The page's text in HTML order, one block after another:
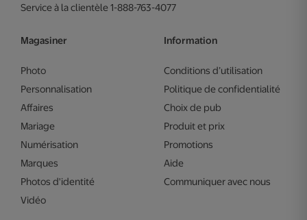
Service à la clientèle 1-888-763-4077
Magasiner
Photo
Personnalisation
Affaires
Mariage
Numérisation
Marques
Photos d'identité
Vidéo
Information
Conditions d’utilisation
Politique de confidentialité
Choix de pub
Produit et prix
Promotions
Aide
Communiquer avec nous